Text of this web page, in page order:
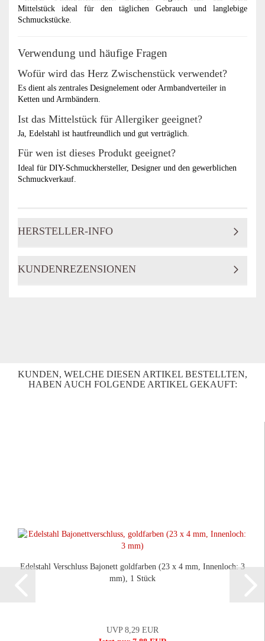
Mittelstück ideal für den täglichen Gebrauch und langlebige
Schmuckstücke.
Verwendung und häufige Fragen
Wofür wird das Herz Zwischenstück verwendet?
Es dient als zentrales Designelement oder Armbandverteiler in
Ketten und Armbändern.
Ist das Mittelstück für Allergiker geeignet?
Ja, Edelstahl ist hautfreundlich und gut verträglich.
Für wen ist dieses Produkt geeignet?
Ideal für DIY-Schmuckhersteller, Designer und den gewerblichen
Schmuckverkauf.
HERSTELLER-INFO
KUNDENREZENSIONEN
KUNDEN, WELCHE DIESEN ARTIKEL BESTELLTEN,
HABEN AUCH FOLGENDE ARTIKEL GEKAUFT:
Edelstahl Verschluss Bajonett goldfarben (23 x 4 mm, Innenloch: 3
mm), 1 Stück
UVP 8,29 EUR